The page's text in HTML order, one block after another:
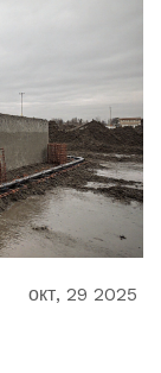
окт, 29 2025